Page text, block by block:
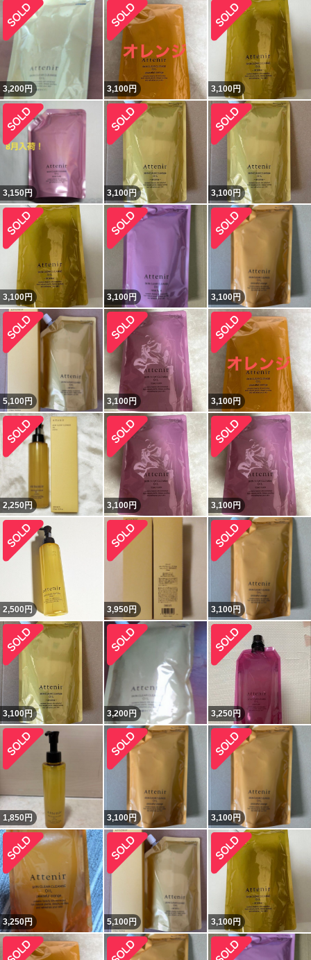
3,200円 3,100円 3,100円
3,150円 3,100円 3,100円
3,100円 3,100円 3,100円
5,100円 3,100円 3,100円
2,250円 3,100円 3,100円
2,500 円 3,950円 3,100円
3,100円 3,200円 3,250円
1,850円 3,100円 3,100円
3,250円 5,100円 3,100円